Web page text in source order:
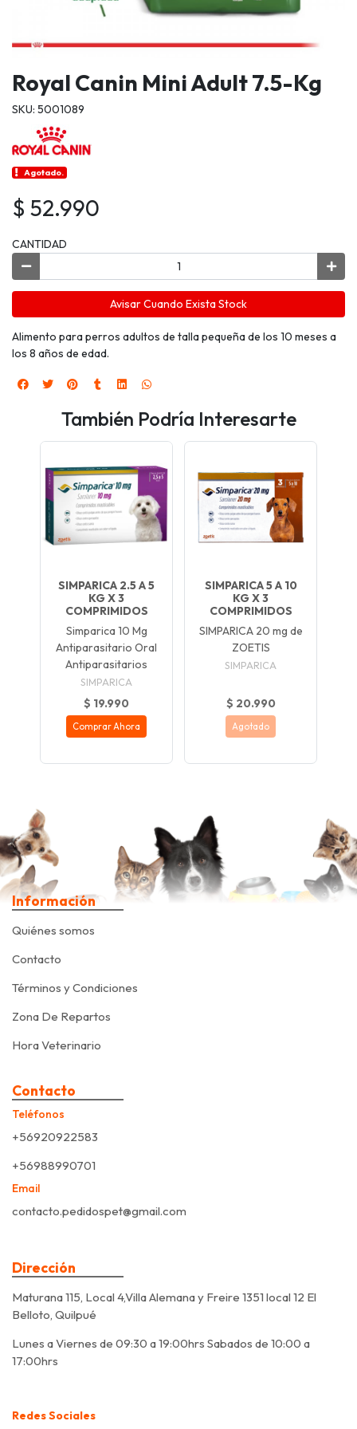
Royal Canin Mini Adult 7.5-Kg
SKU: 5001089
Agotado.
$ 52.990
CANTIDAD
Avisar Cuando Exista Stock
Alimento para perros adultos de talla pequeña de los 10 meses a
los 8 años de edad.
También Podría Interesarte
SIMPARICA 2.5 A 5
KG X 3
COMPRIMIDOS
Simparica 10 Mg
Antiparasitario Oral
Antiparasitarios
SIMPARICA
$ 19.990
Comprar Ahora
SIMPARICA 5 A 10
KG X 3
COMPRIMIDOS
SIMPARICA 20 mg de
ZOETIS
SIMPARICA
$ 20.990
Agotado
Información
Quiénes somos
Contacto
Términos y Condiciones
Zona De Repartos
Hora Veterinario
Contacto
Teléfonos
+56920922583
+56988990701
Email
contacto.pedidospet@gmail.com
Dirección
Maturana 115, Local 4,Villa Alemana y Freire 1351 local 12 El
Belloto, Quilpué
Lunes a Viernes de 09:30 a 19:00hrs Sabados de 10:00 a
17:00hrs
Redes Sociales